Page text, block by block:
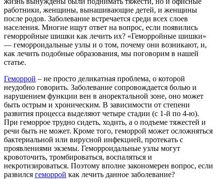
работники, женщины, вынашивающие детей, и женщины
после родов. Заболевание встречается среди всех слоев
населения. Многие ищут ответ на вопрос, если появились
геморройные шишки как лечить их? «Геморройные шишки»
— геморроидальные узлы и о том, почему они возникают, и,
как лечить подобные образования, мы поговорим в нашей
статье.
Геморрой – не просто деликатная проблема, о которой
неудобно говорить. Заболевание сопровождается болью и
нарушением функции вен в аноректальной зоне, оно может
быть острым и хроническим. В зависимости от степени
развития процесса выделяют четыре стадии (с 1-й по 4-ю).
При геморрое трудно сидеть, ходить, а о подъеме тяжестей и
речи быть не может. Кроме того, геморрой может осложняться
бактериальной или вирусной инфекцией, протекать с
проявлениями экземы. Геморроидальные узлы могут
кровоточить, тромбироваться, воспаляться и
некротизироваться. Поэтому вполне закономерен вопрос, если
развился геморрой как лечить данное заболевание?